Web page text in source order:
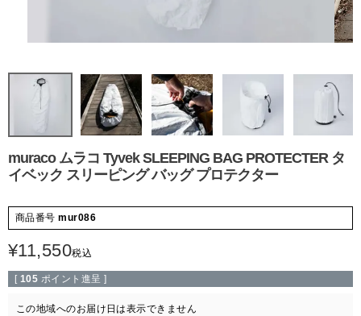
muraco ムラコ Tyvek SLEEPING BAG PROTECTER タ
イベック スリーピング バッグ プロテクター
商品番号 mur086
¥11,550税込
[ 105 ポイント進呈 ]
この地域へのお届け日は表示できません